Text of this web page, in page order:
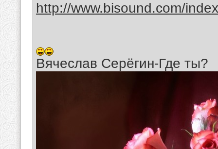
http://www.bisound.com/
Вячеслав Серёгин-Где ты?